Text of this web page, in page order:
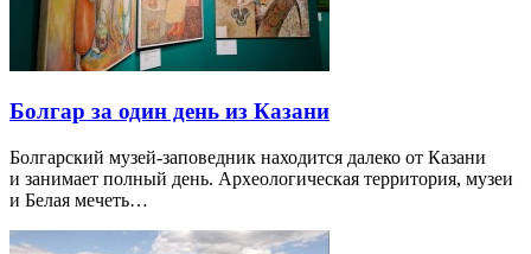
Болгар за один день из Казани
Болгарский музей-заповедник находится далеко от Казани
и занимает полный день. Археологическая территория, музеи
и Белая мечеть…